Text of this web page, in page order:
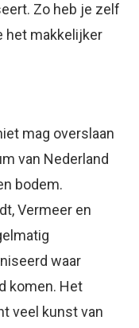
Zo heb je zelf
het makkelijker
mag overslaan
van Nederland
bodem.
Vermeer en
waar
komen. Het
veel kunst van